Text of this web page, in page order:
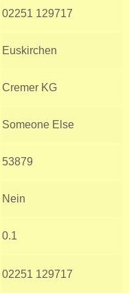
02251 129717
Euskirchen
Cremer KG
Someone Else
53879
Nein
0.1
02251 129717